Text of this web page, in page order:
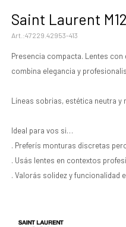
Saint Laurent
47229.42953-413
Presencia compacta. Lentes
combina elegancia y
Líneas sobrias, estética neutra
Ideal para vos si…
. Preferís monturas discretas
. Usás lentes en contextos
. Valorás solidez y funcionalidad